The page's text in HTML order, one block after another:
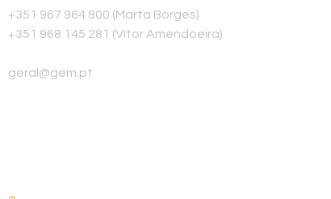
+351 967 964 800 (Marta Borges)
+351 968 145 281 (Vítor Amendoeira)
geral@gem.pt